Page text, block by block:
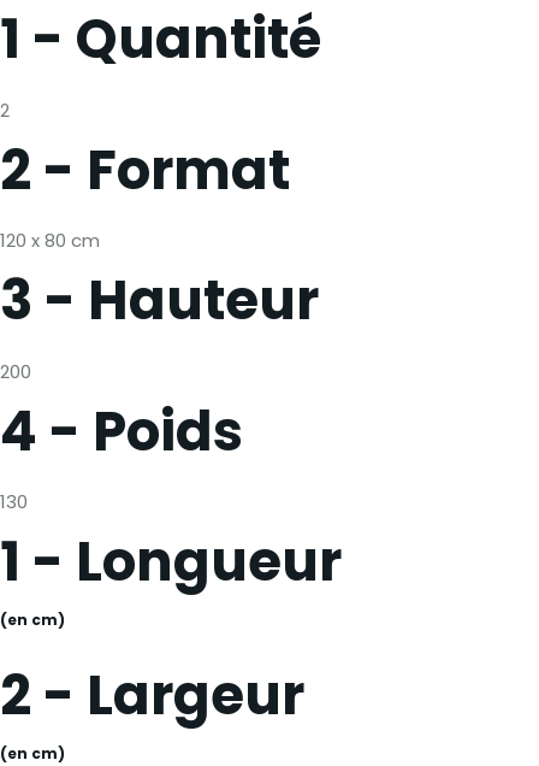
1 - Quantité
2
2 - Format
120 x 80 cm
3 - Hauteur
200
4 - Poids
130
1 - Longueur
(en cm)
2 - Largeur
(en cm)